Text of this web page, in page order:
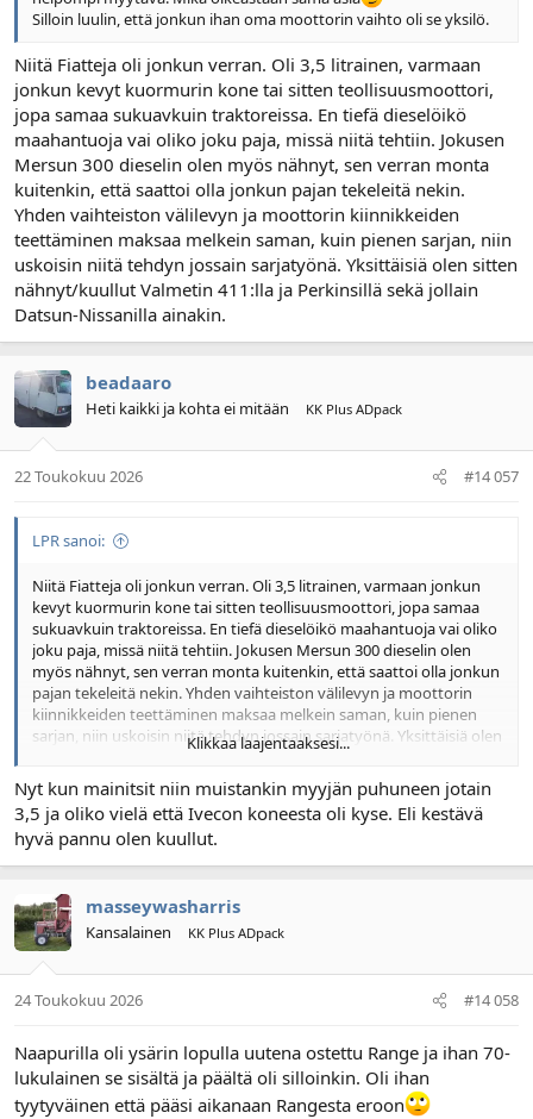
Silloin luulin, että jonkun ihan oma moottorin vaihto oli se yksilö.
Niitä Fiatteja oli jonkun verran. Oli 3,5 litrainen, varmaan
jonkun kevyt kuormurin kone tai sitten teollisuusmoottori,
jopa samaa sukuavkuin traktoreissa. En tiefä dieselöikö
maahantuoja vai oliko joku paja, missä niitä tehtiin. Jokusen
Mersun 300 dieselin olen myös nähnyt, sen verran monta
kuitenkin, että saattoi olla jonkun pajan tekeleitä nekin.
Yhden vaihteiston välilevyn ja moottorin kiinnikkeiden
teettäminen maksaa melkein saman, kuin pienen sarjan, niin
uskoisin niitä tehdyn jossain sarjatyönä. Yksittäisiä olen sitten
nähnyt/kuullut Valmetin 411:lla ja Perkinsillä sekä jollain
Datsun-Nissanilla ainakin.
beadaaro
Heti kaikki ja kohta ei mitään KK Plus ADpack
22 Toukokuu 2026 #14 057
LPR sanoi:
Niitä Fiatteja oli jonkun verran. Oli 3,5 litrainen, varmaan jonkun
kevyt kuormurin kone tai sitten teollisuusmoottori, jopa samaa
sukuavkuin traktoreissa. En tiefä dieselöikö maahantuoja vai oliko
joku paja, missä niitä tehtiin. Jokusen Mersun 300 dieselin olen
myös nähnyt, sen verran monta kuitenkin, että saattoi olla jonkun
pajan tekeleitä nekin. Yhden vaihteiston välilevyn ja moottorin
kiinnikkeiden teettäminen maksaa melkein saman, kuin pienen
sarjan, niin uskoisin niitä tehdyn jossain sarjatyönä. Yksittäisiä olen
sitten nähnyt/kuullut Valmetin 411:lla ja Perkinsillä sekä jollain
Datsun-Nissanilla ainakin.
Klikkaa laajentaaksesi...
Nyt kun mainitsit niin muistankin myyjän puhuneen jotain
3,5 ja oliko vielä että Ivecon koneesta oli kyse. Eli kestävä
hyvä pannu olen kuullut.
masseywasharris
Kansalainen KK Plus ADpack
24 Toukokuu 2026 #14 058
Naapurilla oli ysärin lopulla uutena ostettu Range ja ihan 70-
lukulainen se sisältä ja päältä oli silloinkin. Oli ihan
tyytyväinen että pääsi aikanaan Rangesta eroon